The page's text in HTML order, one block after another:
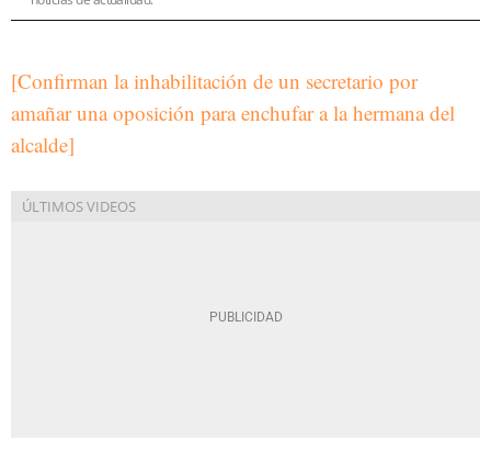
[Confirman la inhabilitación de un secretario por
amañar una oposición para enchufar a la hermana del
alcalde]